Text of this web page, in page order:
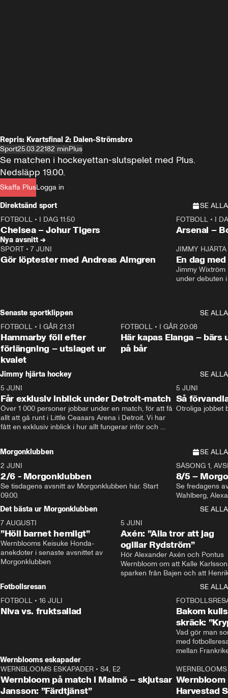
Repris: Kvartsfinal 2: Dalen-Strömsbro
Sport25.03.22182 minPlus
Skaffa PlusLogga in
Se matchen i hockeyettan-slutspelet med Plus.
Nedsläpp 19.00.
Direktsänd sport
SE ALLA
Plus
FOTBOLL • I DAG 11:50
Chelsea – Johur Tigers
Plus
FOTBOLL• I
Arsenal –
Nya avsnitt →
SPORT • 7 JUNI
Gör löptester med Andreas Almgren
JIMMY
En dag
Jimmy
under debuten
Senaste sportklippen
SE ALLA
FOTBOLL • I GÅR 21:31
Hammarby föll efter
förlängning – utslaget ur
kvalet
FOTBOLL• I GÅR 20:08
Här kapas Elanga – bärs
på bår
Jimmy hjärta hockey
SE ALLA
5 JUNI
Får exklusiv inblick under Detroit-match
Över 1 000 personer jobbar under en match, för att få
allt att gå runt i Little Ceasars Arena i Detroit. Vi har
fått en exklusiv inblick i hur allt fungerar inför och
5 JUNI
Så
Otroliga jobbet
Morgonklubben
SE ALLA
2 JUNI
2/6 - Morgonklubben
Se tisdagens avsnitt av Morgonklubben här. Start
SÄSONG 1,
8/5 –
Se fredagens
Det bästa ur Morgonklubben
SE ALLA
7 AUGUSTI
”Höll barnet hemligt”
Wernblooms Keisuke Honda-
anekdoter i senaste avsnittet av
Morgonklubben
5 JUNI
Axén: ”Alla tror att jag
ogillar Rydström”
Hör Alexander Axén och Pontus
Wernbloom om att Kalle
sparken från Bajen och att
Fotbollsresan
SE ALLA
FOTBOLL • 16 JULI
Niva vs. fruktsallad
Bakom
skräck:
Vad gör man
med
Wernblooms eskapader
WERNBLOOMS ESKAPADER • S4, E2
Wernbloom på match i Malmö – skjutsar
Jansson: ”Färdtjänst”
Harvestad